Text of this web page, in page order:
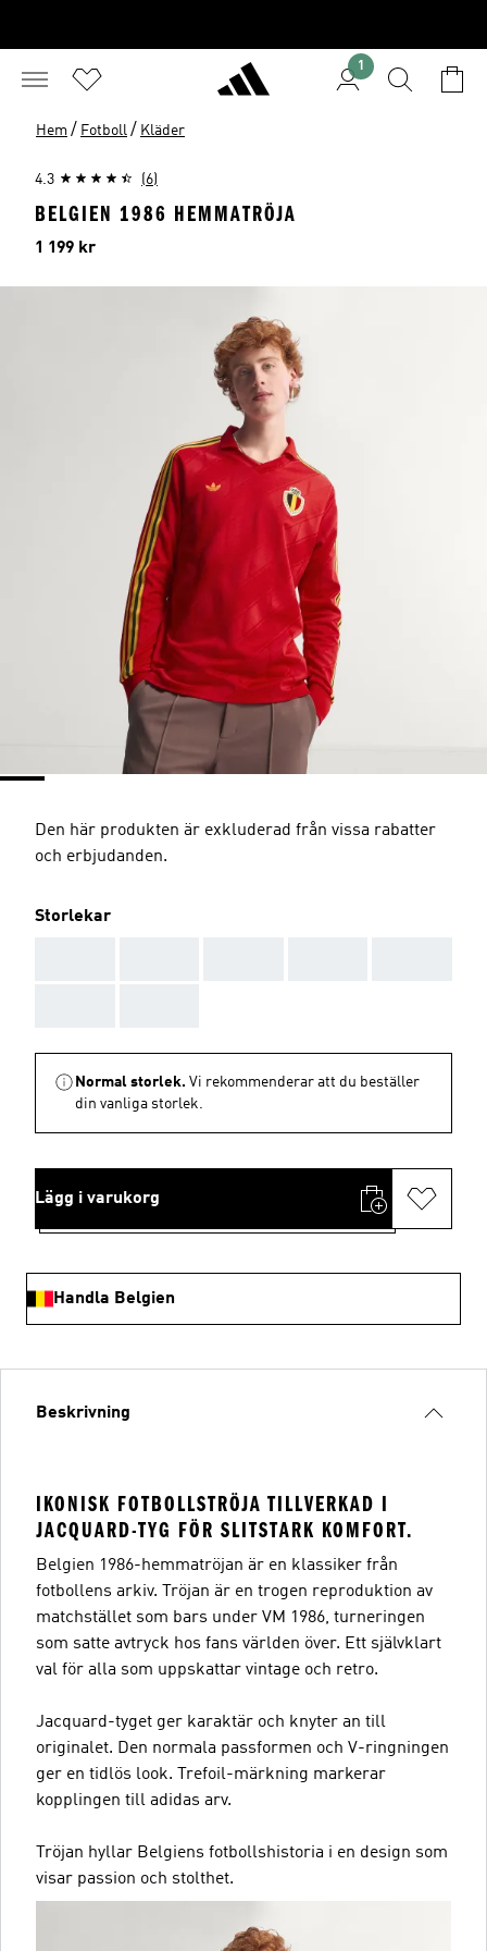
1
Hem / Fotboll / Kläder
4.3 (6)
BELGIEN 1986 HEMMATRÖJA
Pris
1 199 kr
Den här produkten är exkluderad från vissa rabatter
och erbjudanden.
Storlekar
Normal storlek. Vi rekommenderar att du beställer
din vanliga storlek.
Lägg i varukorg
Handla Belgien
Beskrivning
IKONISK FOTBOLLSTRÖJA TILLVERKAD I
JACQUARD-TYG FÖR SLITSTARK KOMFORT.
Belgien 1986-hemmatröjan är en klassiker från
fotbollens arkiv. Tröjan är en trogen reproduktion av
matchstället som bars under VM 1986, turneringen
som satte avtryck hos fans världen över. Ett självklart
val för alla som uppskattar vintage och retro.
Jacquard-tyget ger karaktär och knyter an till
originalet. Den normala passformen och V-ringningen
ger en tidlös look. Trefoil-märkning markerar
kopplingen till adidas arv.
Tröjan hyllar Belgiens fotbollshistoria i en design som
visar passion och stolthet.